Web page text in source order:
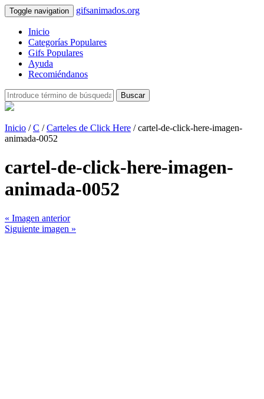
Toggle navigation gifsanimados.org
Inicio
Categorías Populares
Gifs Populares
Ayuda
Recomiéndanos
Buscar
Inicio /C /Carteles de Click Here / cartel-de-click-here-imagen-
animada-0052
cartel-de-click-here-imagen-
animada-0052
« Imagen anterior
Siguiente imagen »